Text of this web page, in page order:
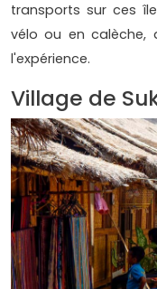
transports sur ces
vélo ou en calèche,
l'expérience.
Village de